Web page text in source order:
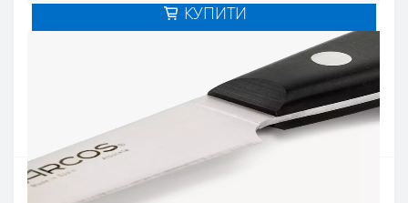
КУПИТИ
Введіть номер телефону і ми передзвонимо
Купити